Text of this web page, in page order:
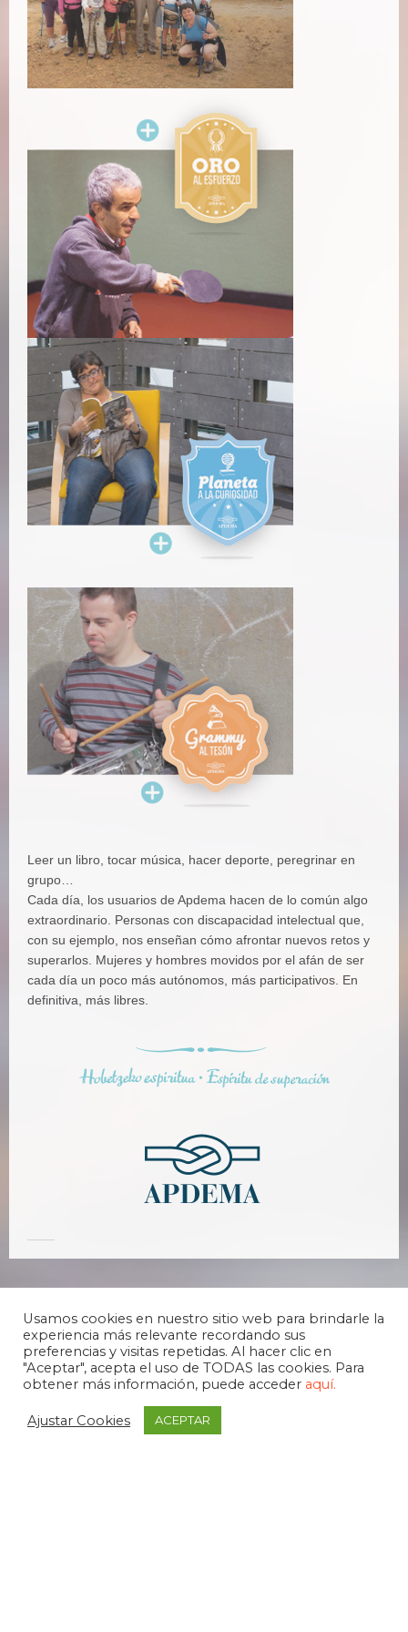
Leer un libro, tocar música, hacer deporte, peregrinar en
grupo…
Cada día, los usuarios de Apdema hacen de lo común algo
extraordinario. Personas con discapacidad intelectual que,
con su ejemplo, nos enseñan cómo afrontar nuevos retos y
superarlos. Mujeres y hombres movidos por el afán de ser
cada día un poco más autónomos, más participativos. En
definitiva, más libres.
Usamos cookies en nuestro sitio web para brindarle la
experiencia más relevante recordando sus
preferencias y visitas repetidas. Al hacer clic en
"Aceptar", acepta el uso de TODAS las cookies. Para
obtener más información, puede acceder aquí.
Ajustar Cookies ACEPTAR